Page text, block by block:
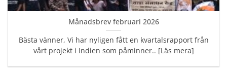
Månadsbrev februari 2026
Bästa vänner, Vi har nyligen fått en kvartalsrapport från
vårt projekt i Indien som påminner.. [Läs mera]